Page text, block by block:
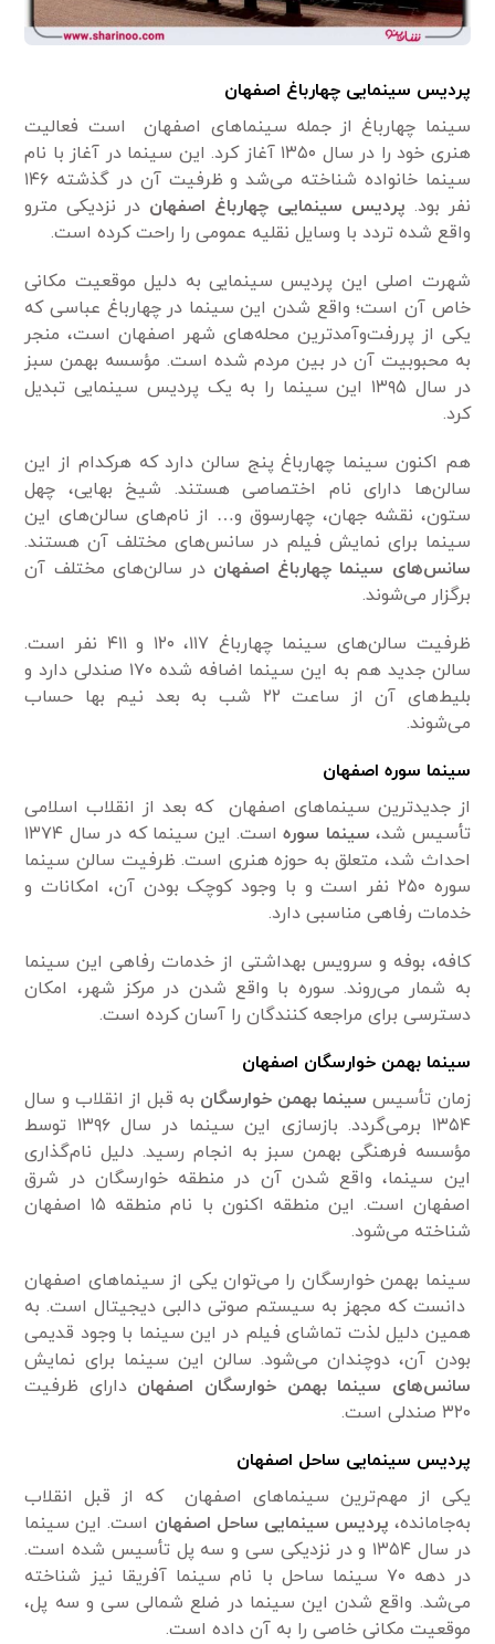
پردیس سینمایی چهارباغ اصفهان
سینما چهارباغ از جمله سینماهای اصفهان است فعالیت
هنری خود را در سال ۱۳۵۰ آغاز کرد. این سینما در آغاز با نام
سینما خانواده شناخته می‌شد و ظرفیت آن در گذشته ۱۴۶
نفر بود. پردیس سینمایی چهارباغ اصفهان در نزدیکی مترو
واقع شده تردد با وسایل نقلیه عمومی را راحت کرده است.
شهرت اصلی این پردیس سینمایی به دلیل موقعیت مکانی
خاص آن است؛ واقع شدن این سینما در چهارباغ عباسی که
یکی از پررفت‌وآمدترین محله‌های شهر اصفهان است، منجر
به محبوبیت آن در بین مردم شده است. مؤسسه بهمن سبز
در سال ۱۳۹۵ این سینما را به یک پردیس سینمایی تبدیل
کرد.
هم اکنون سینما چهارباغ پنج سالن دارد که هرکدام از این
سالن‌ها دارای نام اختصاصی هستند. شیخ بهایی، چهل
ستون، نقشه جهان، چهارسوق و… از نام‌های سالن‌های این
سینما برای نمایش فیلم در سانس‌های مختلف آن هستند.
سانس‌های سینما چهارباغ اصفهان در سالن‌های مختلف آن
برگزار می‌شوند.
ظرفیت سالن‌های سینما چهارباغ ۱۱۷، ۱۲۰ و ۴۱۱ نفر است.
سالن جدید هم به این سینما اضافه شده ۱۷۰ صندلی دارد و
بلیط‌های آن از ساعت ۲۲ شب به بعد نیم بها حساب
می‌شوند.
سینما سوره اصفهان
از جدیدترین سینماهای اصفهان که بعد از انقلاب اسلامی
تأسیس شد، سینما سوره
است. این سینما که در سال ۱۳۷۴
احداث شد، متعلق به حوزه هنری است. ظرفیت سالن سینما
سوره ۲۵۰ نفر است و با وجود کوچک بودن آن، امکانات و
خدمات رفاهی مناسبی دارد.
کافه، بوفه و سرویس بهداشتی از خدمات رفاهی این سینما
به شمار می‌روند. سوره با واقع شدن در مرکز شهر، امکان
دسترسی برای مراجعه کنندگان را آسان کرده است.
سینما بهمن خوارسگان اصفهان
زمان تأسیس سینما بهمن خوارسگان به قبل از انقلاب و سال
۱۳۵۴ برمی‌گردد. بازسازی این سینما در سال ۱۳۹۶ توسط
مؤسسه فرهنگی بهمن سبز به انجام رسید. دلیل نام‌گذاری
این سینما، واقع شدن آن در منطقه خوارسگان در شرق
اصفهان است. این منطقه اکنون با نام منطقه ۱۵ اصفهان
شناخته می‌شود.
سینما بهمن خوارسگان را می‌توان یکی از سینماهای اصفهان
دانست که مجهز به سیستم صوتی دالبی دیجیتال است. به
همین دلیل لذت تماشای فیلم در این سینما با وجود قدیمی
بودن آن، دوچندان می‌شود. سالن این سینما برای نمایش
سانس‌های سینما بهمن خوارسگان اصفهان دارای ظرفیت
۳۲۰ صندلی است.
پردیس سینمایی ساحل اصفهان
یکی از مهم‌ترین سینماهای اصفهان که از قبل انقلاب
به‌جامانده، پردیس سینمایی ساحل اصفهان است. این سینما
در سال ۱۳۵۴ و در نزدیکی سی و سه پل تأسیس شده است.
در دهه ۷۰ سینما ساحل با نام سینما آفریقا نیز شناخته
می‌شد. واقع شدن این سینما در ضلع شمالی سی و سه پل،
موقعیت مکانی خاصی را به آن داده است.